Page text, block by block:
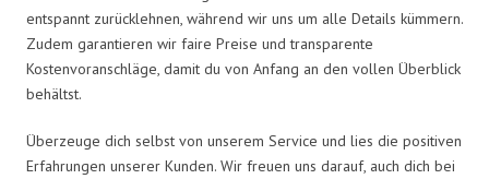
entspannt zurücklehnen, während wir uns um alle Details kümmern.
Zudem garantieren wir faire Preise und transparente
Kostenvoranschläge, damit du von Anfang an den vollen Überblick
behältst.
Überzeuge dich selbst von unserem Service und lies die positiven
Erfahrungen unserer Kunden. Wir freuen uns darauf, auch dich bei